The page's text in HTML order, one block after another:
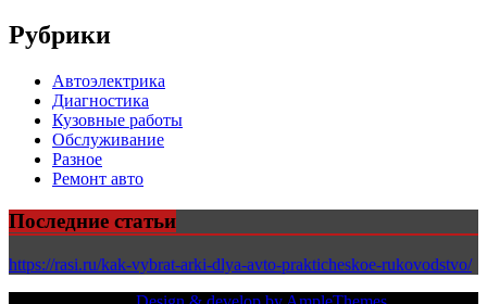
Рубрики
Автоэлектрика
Диагностика
Кузовные работы
Обслуживание
Разное
Ремонт авто
Последние статьи
https://rasi.ru/kak-vybrat-arki-dlya-avto-prakticheskoe-rukovodstvo/